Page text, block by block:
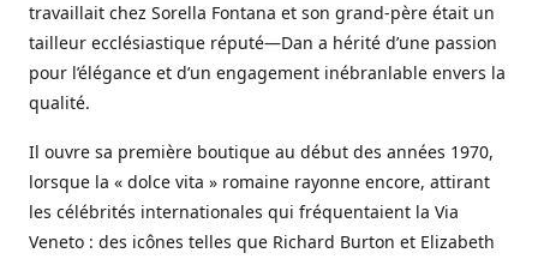
travaillait chez Sorella Fontana et son grand-père était un
tailleur ecclésiastique réputé—Dan a hérité d’une passion
pour l’élégance et d’un engagement inébranlable envers la
qualité.
Il ouvre sa première boutique au début des années 1970,
lorsque la « dolce vita » romaine rayonne encore, attirant
les célébrités internationales qui fréquentaient la Via
Veneto : des icônes telles que Richard Burton et Elizabeth